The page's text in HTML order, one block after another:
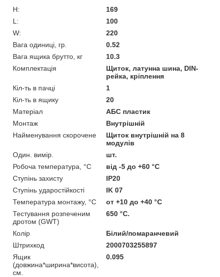
H:
169
L:
100
W:
220
Вага одиниці, гр.
0.52
Вага ящика брутто, кг
10.3
Комплектація
Щиток, латунна шина, DIN-
рейка, кріплення
Кіл-ть в пачці
1
Кіл-ть в ящику
20
Матеріал
АБС пластик
Монтаж
Внутрішній
Найменування скорочене
Щиток внутрішній на 8
модулів
Один. вимір.
шт.
Робоча температура, °C
від -5 до +60 °C
Ступінь захисту
IP20
Ступінь ударостійкості
IK 07
Температура монтажу, °C
от +10 до +40 °С
Тестування розпеченим
дротом (GWT)
650 °С.
Колір
Білий/помаранчевий
Штрихкод
2000703255897
Ящик
(довжина*ширина*висота),
см.
0.095